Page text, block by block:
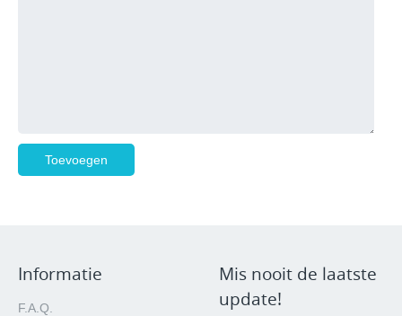
Informatie
F.A.Q.
Mis nooit de laatste
update!